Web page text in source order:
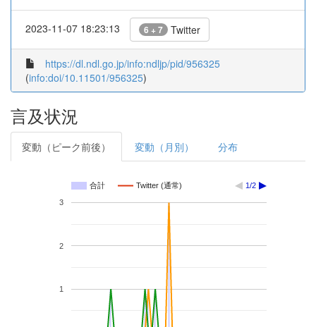
2023-11-07 18:23:13 6 + 7 Twitter
https://dl.ndl.go.jp/info:ndljp/pid/956325
(info:doi/10.11501/956325)
言及状況
変動（ピーク前後） 変動（月別） 分布
合計 Twitter (通常) 1/2
1
2
3